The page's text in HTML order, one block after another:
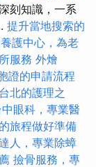
刻知識，一系
提升當地搜索的
護中心，為老
服務 外燴
證的申請流程
台北的護理之
中眼科，專業醫
旅程做好準備
人，專業除蟑
撿骨服務，專